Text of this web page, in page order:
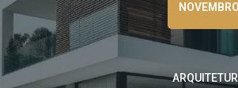
NOVEMBRO